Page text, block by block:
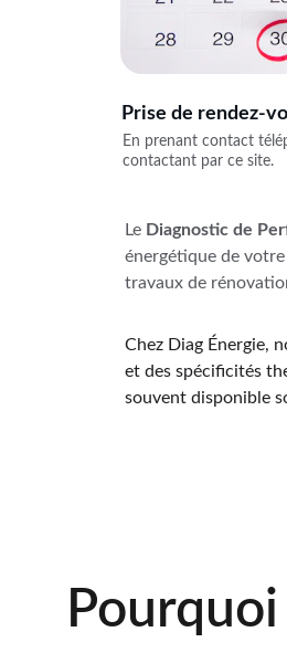
Prise de rendez-
En prenant contact
contactant par ce site.
Le Diagnostic de
énergétique de votre
travaux de
Chez Diag Énergie,
et des spécificités
souvent disponible